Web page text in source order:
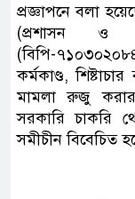
প্রজ্ঞাপনে বলা
(প্রশাসন ও
(বিপি-
কর্মকাণ্ড,
মামলা রুজু করার
সরকারি চাকরি
সমীচীন বিবেচিত